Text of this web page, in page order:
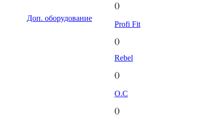
Доп. оборудование
()
Profi Fit
()
Rebel
()
O.C
()